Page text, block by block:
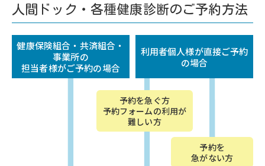
人間ドック・各種健康診断のご予約方法
健康保険組合・共済組合・
事業所の
担当者様がご予約の場合
利用者個人様が直接ご予約
の場合
予約を急ぐ方
予約フォームの利用が
難しい方
予約を
急がない方